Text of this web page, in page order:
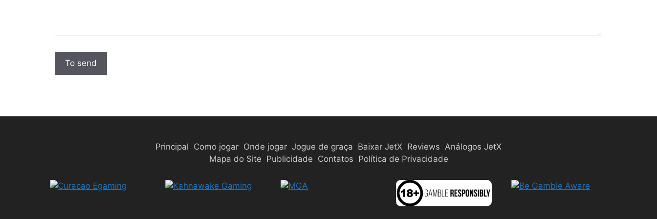
Principal Como jogar Onde jogar Jogue de graça Baixar JetX Reviews Análogos JetX
Mapa do Site Publicidade Contatos Política de Privacidade